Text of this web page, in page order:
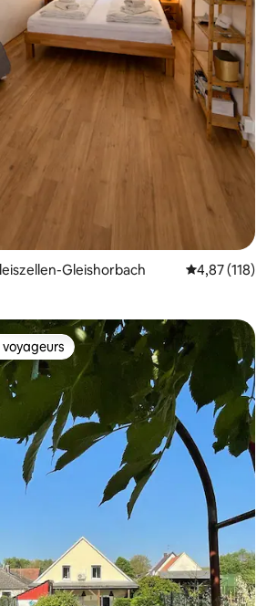
Gleishorbach Évaluation
4,87 (118)
les plus appréciés